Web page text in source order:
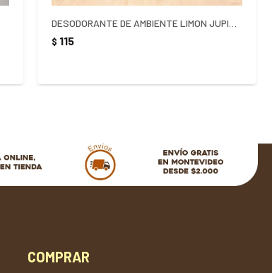
$ 115
COMPRAR